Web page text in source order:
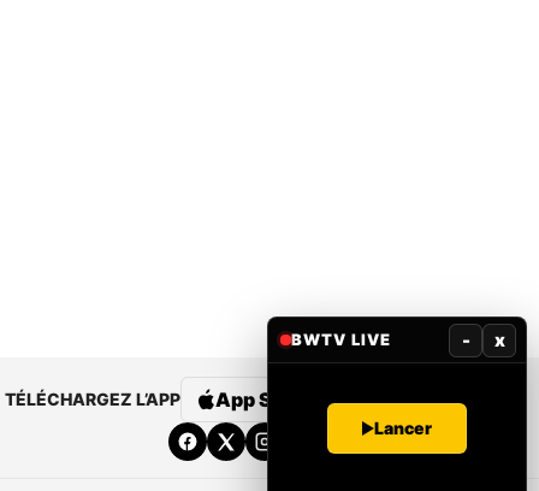
TÉLÉCHARGEZ L’APP App Store Google Play
BWTV LIVE - x
Lancer